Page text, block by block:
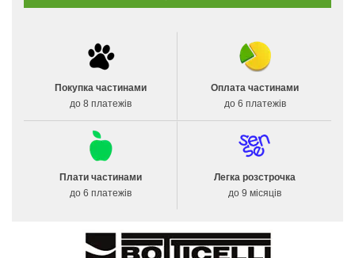
Покупка частинами
до 8 платежів
Оплата частинами
до 6 платежів
Плати частинами
до 6 платежів
Легка розстрочка
до 9 місяців